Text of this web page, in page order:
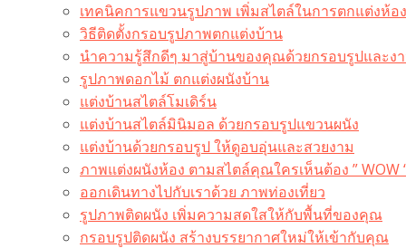
เทคนิคการแขวนรูปภาพ เพิ่มสไตล์ในการตกแต่งห้อง
วิธีติดตั้งกรอบรูปภาพตกแต่งบ้าน
นำความรู้สึกดีๆ มาสู่บ้านของคุณด้วยกรอบรูปและง
รูปภาพดอกไม้ ตกแต่งผนังบ้าน
แต่งบ้านสไตล์โมเดิร์น
แต่งบ้านสไตล์มินิมอล ด้วยกรอบรูปแขวนผนัง
แต่งบ้านด้วยกรอบรูป ให้ดูอบอุ่นและสวยงาม
ภาพแต่งผนังห้อง ตามสไตล์คุณใครเห็นต้อง ” WOW
ออกเดินทางไปกับเราด้วย ภาพท่องเที่ยว
รูปภาพติดผนัง เพิ่มความสดใสให้กับพื้นที่ของคุณ
กรอบรูปติดผนัง สร้างบรรยากาศใหม่ให้เข้ากับคุณ